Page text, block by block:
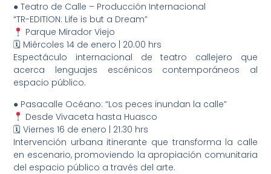
● Teatro de Calle – Producción Internacional
“TR-EDITION: Life is but a Dream”
Parque Mirador Viejo
🗓 Miércoles 14 de enero | 20:00 hrs
Espectáculo internacional de teatro callejero que
acerca lenguajes escénicos contemporáneos al
espacio público.
● Pasacalle Océano: “Los peces inundan la calle”
Desde Vivaceta hasta Huasco
🗓 Viernes 16 de enero | 21:30 hrs
Intervención urbana itinerante que transforma la calle
en escenario, promoviendo la apropiación comunitaria
del espacio público a través del arte.